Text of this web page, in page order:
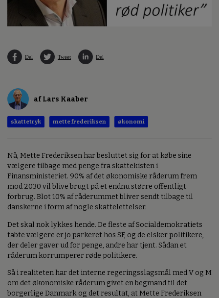
Del Tweet Del
af Lars Kaaber
skattetryk mette frederiksen økonomi
Nå, Mette Frederiksen har besluttet sig for at købe sine
vælgere tilbage med penge fra skattekisten i
Finansministeriet. 90% af det økonomiske råderum frem
mod 2030 vil blive brugt på et endnu større offentligt
forbrug. Blot 10% af råderummet bliver sendt tilbage til
danskerne i form af nogle skattelettelser.
Det skal nok lykkes hende. De fleste af Socialdemokratiets
tabte vælgere er jo parkeret hos SF, og de elsker politikere,
der deler gaver ud for penge, andre har tjent. Sådan et
råderum korrumperer røde politikere.
Så i realiteten har det interne regeringsslagsmål med V og M
om det økonomiske råderum givet en begmand til det
borgerlige Danmark og det resultat, at Mette Frederiksen